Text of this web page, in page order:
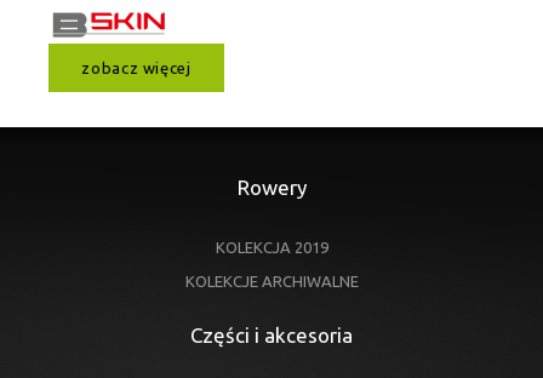
zobacz więcej
Rowery
KOLEKCJA 2019
KOLEKCJE ARCHIWALNE
Części i akcesoria